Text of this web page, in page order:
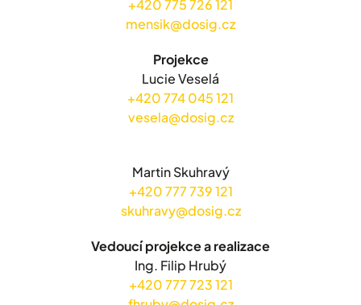
+420 775 726 121
mensik@dosig.cz
Projekce
Lucie Veselá
+420 774 045 121
vesela@dosig.cz
Martin Skuhravý
+420 777 739 121
skuhravy@dosig.cz
Vedoucí projekce a realizace
Ing. Filip Hrubý
+420 777 723 121